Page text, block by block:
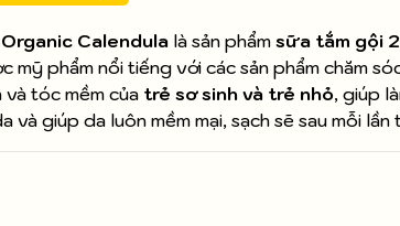
Calendula là sản phẩm sữa tắm gội
mỹ phẩm nổi tiếng với các sản phẩm chăm
tóc mềm của trẻ sơ sinh và trẻ nhỏ, giúp
giúp da luôn mềm mại, sạch sẽ sau mỗi lần